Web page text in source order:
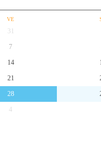
VE
31
7
14
21
28
4